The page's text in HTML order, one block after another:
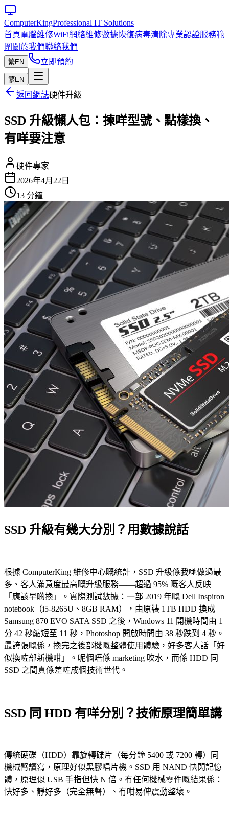
ComputerKingProfessional IT Solutions
首頁電腦維修WiFi網絡維修數據恢復病毒清除專業認證服務範
圍 關於我們聯絡我們
繁EN 立即預約
繁EN
返回網誌硬件升級
SSD 升級懶人包：揀咩型號、點樣換、
有咩要注意
硬件專家
2026年4月22日
13 分鐘
SSD 升級有幾大分別？用數據說話
根據 ComputerKing 維修中心嘅統計，SSD 升級係我哋做過最
多、客人滿意度最高嘅升級服務——超過 95% 嘅客人反映
「應該早啲換」。實際測試數據：一部 2019 年嘅 Dell Inspiron
notebook（i5-8265U、8GB RAM），由原裝 1TB HDD 換成
Samsung 870 EVO SATA SSD 之後，Windows 11 開機時間由 1
分 42 秒縮短至 11 秒，Photoshop 開啟時間由 38 秒跌到 4 秒。
最誇張嘅係，換完之後部機嘅整體使用體驗，好多客人話「好
似換咗部新機咁」。呢個唔係 marketing 吹水，而係 HDD 同
SSD 之間真係差咗成個技術世代。
SSD 同 HDD 有咩分別？技術原理簡單講
傳統硬碟（HDD）靠旋轉碟片（每分鐘 5400 或 7200 轉）同
機械臂讀寫，原理好似黑膠唱片機。SSD 用 NAND 快閃記憶
體，原理似 USB 手指但快 N 倍。冇任何機械零件嘅結果係：
快好多、靜好多（完全無聲）、冇咁易俾震動整壞。